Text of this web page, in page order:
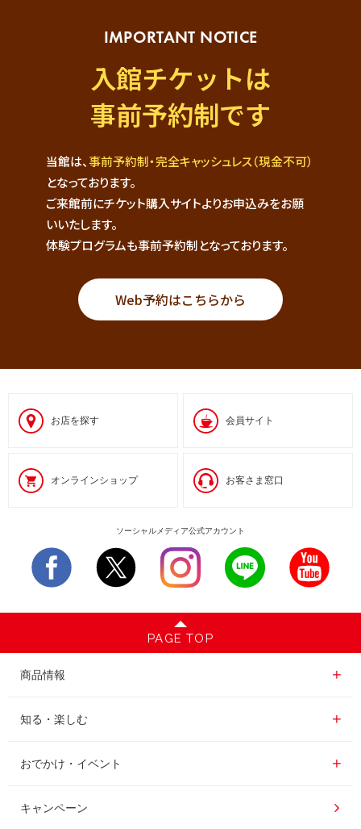
IMPORTANT NOTICE
入館チケットは
事前予約制です
当館は、事前予約制・完全キャッシュレス（現金不可）
となっております。
ご来館前にチケット購入サイトよりお申込みをお願
いいたします。
体験プログラムも事前予約制となっております。
Web予約はこちらから
お店を探す 会員サイト
オンラインショップ お客さま窓口
ソーシャルメディア公式アカウント
PAGE TOP
商品情報
商品情報一覧
レギュラーコーヒー
インスタントコーヒー
ドリンク
知る・楽しむ
知る・楽しむ一覧
おいしいコーヒーの淹れ方
コーヒー百科
おでかけ・イベント
おでかけ・イベント情報一覧
UCCコーヒー博物館
キャンペーン